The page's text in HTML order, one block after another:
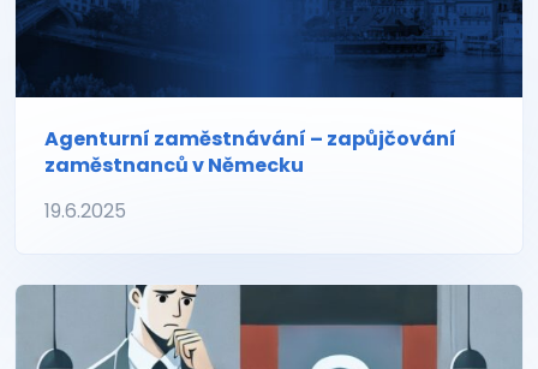
Agenturní zaměstnávání – zapůjčování
zaměstnanců v Německu
19.6.2025